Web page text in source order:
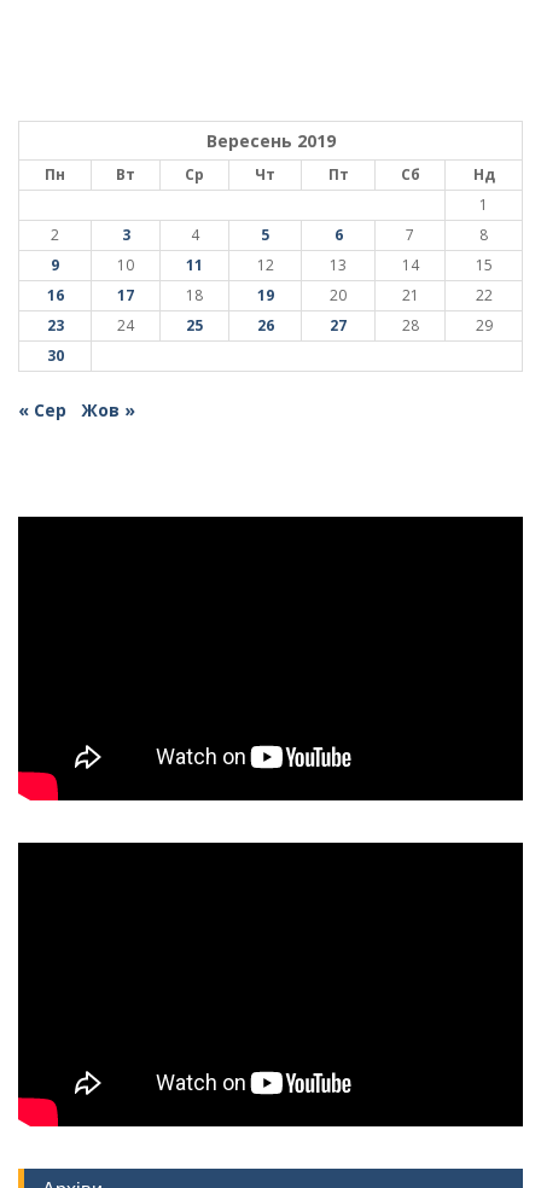
Вересень 2019
Пн Вт Ср Чт Пт Сб
Нд
1
2
3 4 5 6 7
8
9
10 11 12 13 14
15
16
17 18 19 20 21
22
23
24 25 26 27 28
29
30
« Сер Жов »